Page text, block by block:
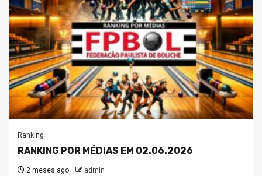
Ranking
RANKING POR MÉDIAS EM 02.06.2026
2 meses ago admin